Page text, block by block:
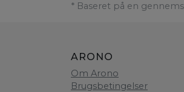
* Baseret på en
ARONO
Om Arono
Brugsbetingelser